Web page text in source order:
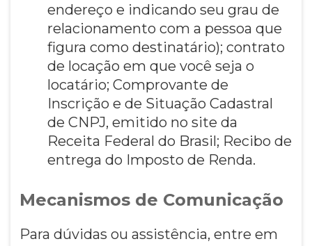
endereço e indicando seu grau de
relacionamento com a pessoa que
figura como destinatário); contrato
de locação em que você seja o
locatário; Comprovante de
Inscrição e de Situação Cadastral
de CNPJ, emitido no site da
Receita Federal do Brasil; Recibo de
entrega do Imposto de Renda.
Mecanismos de Comunicação
Para dúvidas ou assistência, entre em